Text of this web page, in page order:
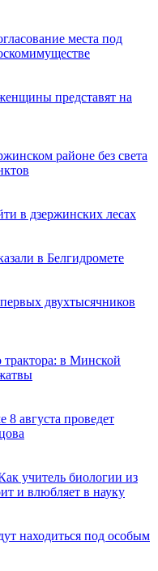
места под
представят на
районе без света
в дзержинских лесах
в Белгидромете
двухтысячников
в Минской
августа проведет
учитель биологии из
и влюбляет в науку
находиться под особым